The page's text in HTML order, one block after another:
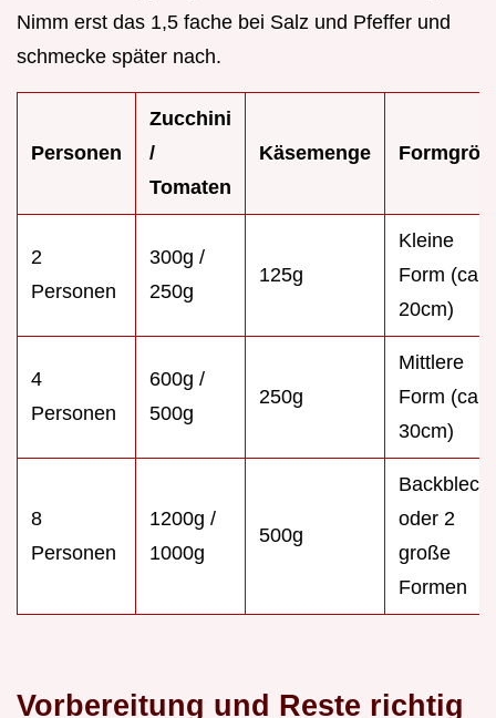
Nimm erst das 1,5 fache bei Salz und Pfeffer und
schmecke später nach.
Personen
Zucchini
/
Tomaten
Käsemenge
2
Personen
300g /
250g
125g
Kleine
Form (ca.
20cm)
4
Personen
600g /
500g
250g
Mittlere
Form (ca.
30cm)
8
Personen
1200g /
1000g
500g
Backblech
oder 2
große
Formen
Vorbereitung und Reste richtig